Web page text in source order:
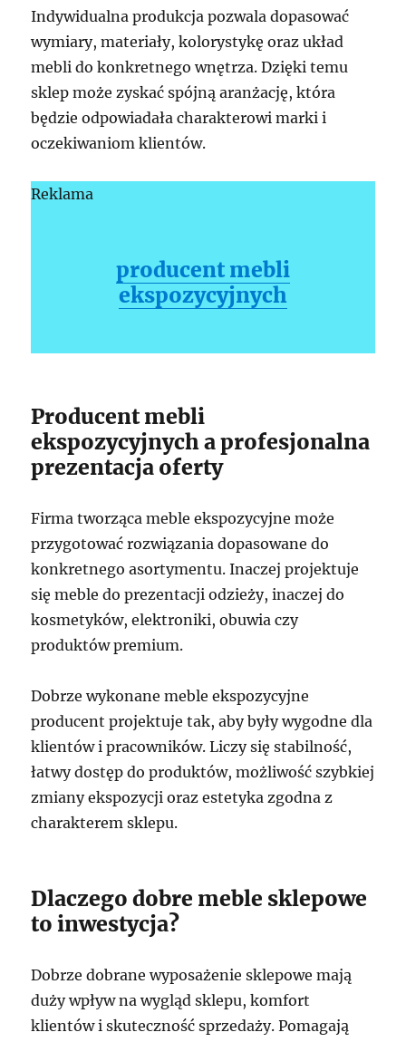
Indywidualna produkcja pozwala dopasować
wymiary, materiały, kolorystykę oraz układ
mebli do konkretnego wnętrza. Dzięki temu
sklep może zyskać spójną aranżację, która
będzie odpowiadała charakterowi marki i
oczekiwaniom klientów.
Reklama
producent mebli
ekspozycyjnych
Producent mebli
ekspozycyjnych a profesjonalna
prezentacja oferty
Firma tworząca meble ekspozycyjne może
przygotować rozwiązania dopasowane do
konkretnego asortymentu. Inaczej projektuje
się meble do prezentacji odzieży, inaczej do
kosmetyków, elektroniki, obuwia czy
produktów premium.
Dobrze wykonane meble ekspozycyjne
producent projektuje tak, aby były wygodne dla
klientów i pracowników. Liczy się stabilność,
łatwy dostęp do produktów, możliwość szybkiej
zmiany ekspozycji oraz estetyka zgodna z
charakterem sklepu.
Dlaczego dobre meble sklepowe
to inwestycja?
Dobrze dobrane wyposażenie sklepowe mają
duży wpływ na wygląd sklepu, komfort
klientów i skuteczność sprzedaży. Pomagają